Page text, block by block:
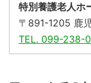
特別養護老人ホ
〒891-1205 鹿
TEL. 099-238-